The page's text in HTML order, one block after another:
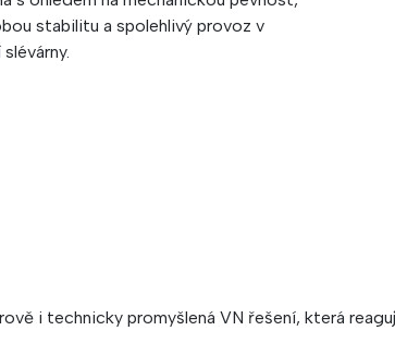
stabilitu a spolehlivý provoz v
i technicky promyšlená VN řešení, která